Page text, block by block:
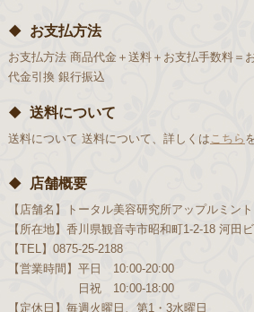
お支払方法
お支払方法 商品代金＋送料＋お支払手数料＝
代金引換 銀行振込
送料について
送料について 送料について、詳しくは こちら
店舗概要
【店舗名】
トータル美容研究所アップルミント
【所在地】 香川県観音寺市昭和町1-2-18 河田
【TEL】 0875-25-2188
【営業時間】 平日 10:00-20:00
日祝 10:00-18:00
【定休日】 毎週火曜日、第1・3水曜日